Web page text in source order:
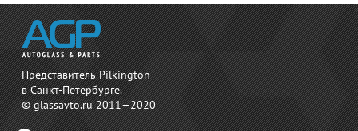
Представитель Pilkington
в Санкт-Петербурге.
© glassavto.ru 2011—2020